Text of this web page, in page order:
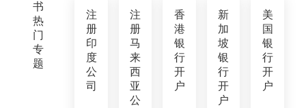
书
热
门
专
题
注
册
印
度
公
司
注
册
马
来
西
亚
公
香
港
银
行
开
户
新
加
坡
银
行
开
户
美
国
银
行
开
户